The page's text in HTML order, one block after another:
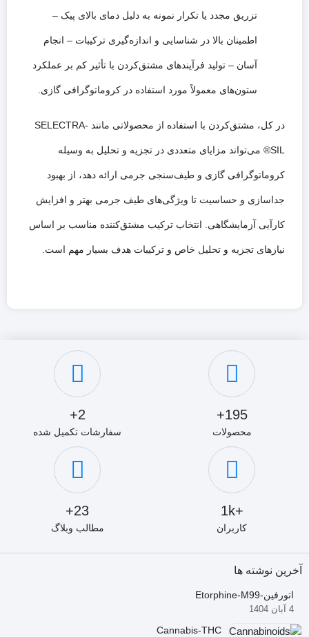
تزریق مجدد یا تکرار نمونه به دلیل دمای بالای پیک –
اطمینان بالا در شناسایی و اندازه‌گیری ترکیبات – انجام
آسان – تولید فرآیندهای مشتق‌کردن با تأثیر کم بر عملکرد
ستون‌های معمولاً مورد استفاده در کروماتوگرافی گازی.
در کل، مشتق‌کردن با استفاده از محصولاتی مانند SELECTRA-
SIL® می‌تواند مزایای متعددی در تجزیه و تحلیل به وسیله
کروماتوگرافی گازی و طیف‌سنجی جرمی ارائه دهد، از بهبود
جداسازی و حساسیت تا ویژگی‌های طیف جرمی بهتر و افزایش
کارآیی آزمایشگاهی. انتخاب ترکیب مشتق‌کننده مناسب بر اساس
نیازهای تجزیه و تحلیل خاص و ترکیبات هدف بسیار مهم است.
195+
محصولات
2+
سفارشات تکمیل شده
+1k
کاربران
23+
مطالب وبلاگ
آخرین نوشته ها
اتورفین-Etorphine-M99
4 آبان 1404
Cannabis-THC